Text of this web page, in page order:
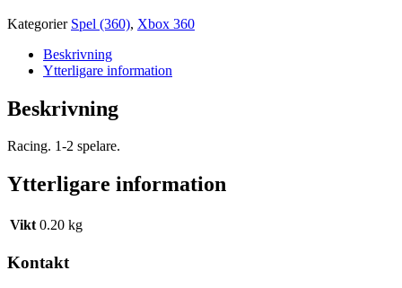
Kategorier Spel (360), Xbox 360
Beskrivning
Ytterligare information
Beskrivning
Racing. 1-2 spelare.
Ytterligare information
Vikt 0.20 kg
Kontakt